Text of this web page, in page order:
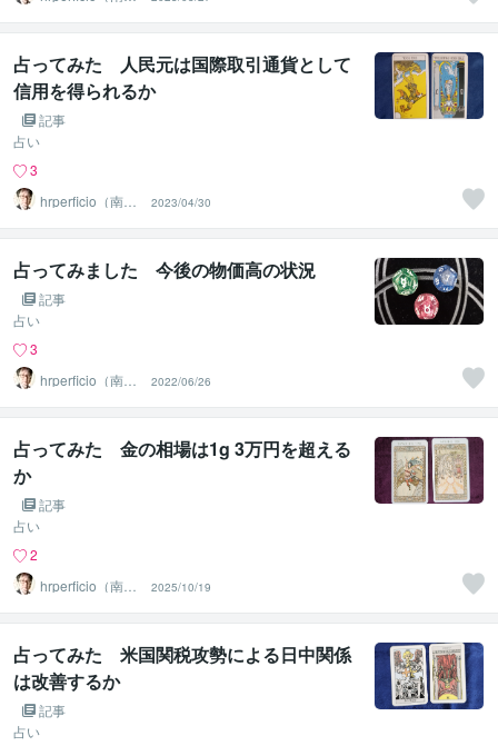
台の父）
占ってみた 人民元は国際取引通貨として
信用を得られるか
記事
占い
3
hrperficio（南仙
台の父）
2023/04/30
占ってみました 今後の物価高の状況
記事
占い
3
hrperficio（南仙
台の父）
2022/06/26
占ってみた 金の相場は1g 3万円を超える
か
記事
占い
2
hrperficio（南仙
台の父）
2025/10/19
占ってみた 米国関税攻勢による日中関係
は改善するか
記事
占い